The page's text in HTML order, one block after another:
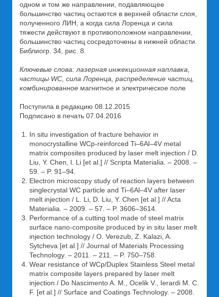
одном и том же направлении, подавляющее
большинство частиц остаются в верхней области слоя,
полученного ЛИН, а когда сила Лоренца и сила
тяжести действуют в противоположном направлении,
большинство частиц сосредоточены в нижней области.
Библиогр. 34, рис. 8.
Ключевые слова: лазерная инжекционная наплавка,
частицы WC, сила Лоренца, распределение частиц,
комбинированное магнитное и электрическое поле
Поступила в редакцию 08.12.2015
Подписано в печать 07.04.2016
In situ investigation of fracture behavior in
monocrystalline WCp-reinforced Ti–6Al–4V metal
matrix composites produced by laser melt injection / D.
Liu, Y. Chen, l. Li [et al.] // Scripta Materialia. – 2008. –
59. – P. 91–94.
Electron microscopy study of reaction layers between
singlecrystal WC particle and Ti–6Al–4V after laser
melt injection / L. Li, D. Liu, Y. Chen [et al.] // Acta
Materialia. – 2009. – 57. – P. 3606–3614.
Performance of a cutting tool made of steel matrix
surface nano-composite produced by in situ laser melt
injection technology / O. Verezub, Z. Kalazi, A.
Sytcheva [et al.] // Journal of Materials Processing
Technology. – 2011. – 211. – P. 750–758.
Wear resistance of WCp/Duplex Stainless Steel metal
matrix composite layers prepared by laser melt
injection / Do Nascimento A. M., Ocelik V., Ierardi M. C.
F. [et al.] // Surface and Coatings Technology. – 2008.